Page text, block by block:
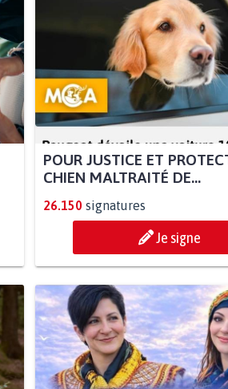
POUR JUSTICE ET
CHIEN MALTRAITÉ DE...
26.150 signatures
Je signe